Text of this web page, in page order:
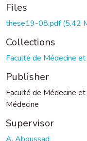
Files
these19-08.pdf(5.42
Collections
Faculté de Médecine
Publisher
Faculté de Médecine
Médecine
Supervisor